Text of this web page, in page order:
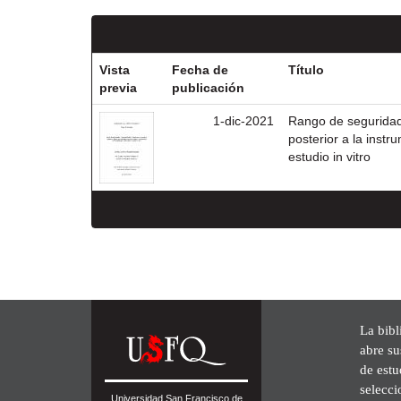
Vista
previa
Fecha de
publicación
Título
1-dic-2021
Rango de
posterior a la
estudio in vitro
Universidad San Francisco de
La
abre
de